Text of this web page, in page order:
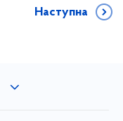
Наступна